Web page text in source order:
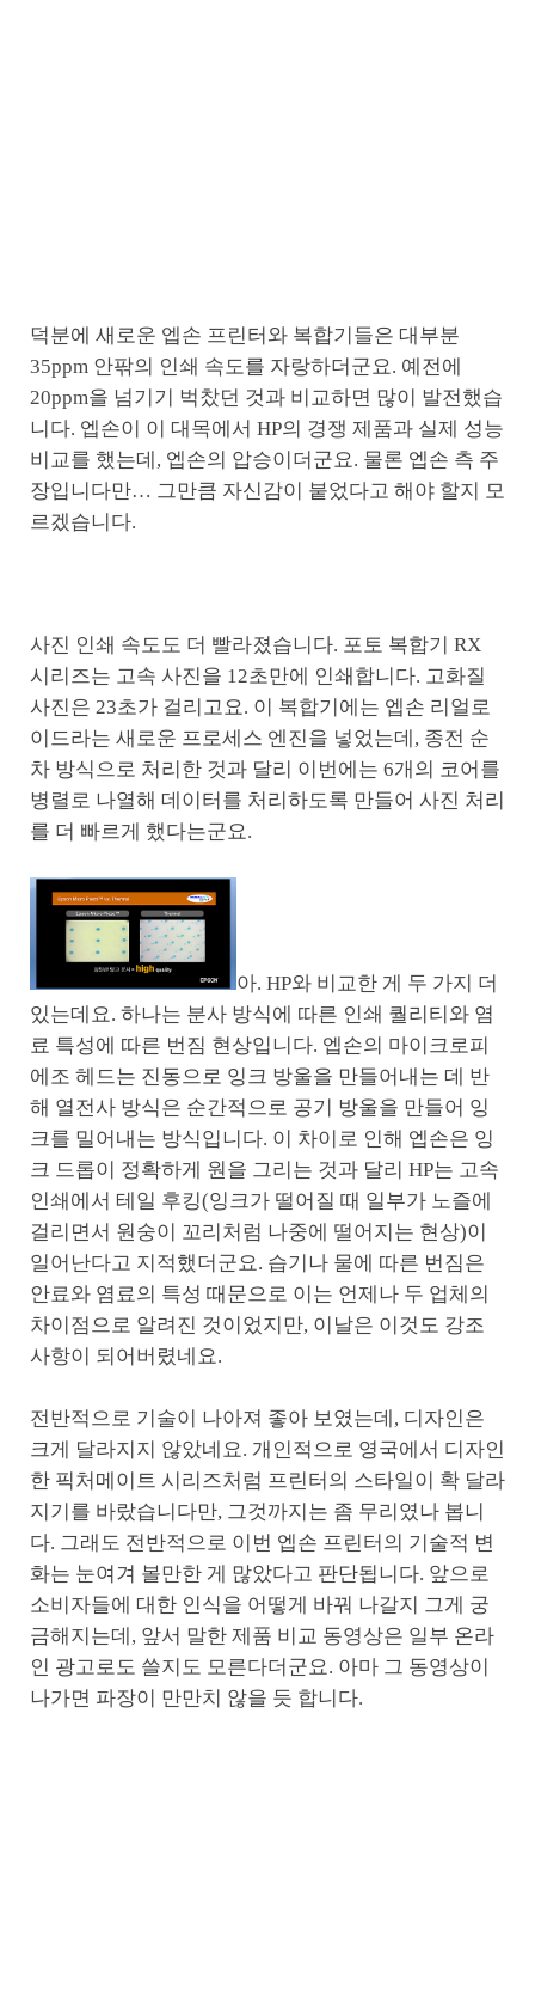
덕분에 새로운 엡손 프린터와 복합기들은 대부분
35ppm 안팎의 인쇄 속도를 자랑하더군요. 예전에
20ppm을 넘기기 벅찼던 것과 비교하면 많이 발전했습
니다. 엡손이 이 대목에서 HP의 경쟁 제품과 실제 성능
비교를 했는데, 엡손의 압승이더군요. 물론 엡손 측 주
장입니다만… 그만큼 자신감이 붙었다고 해야 할지 모
르겠습니다.
사진 인쇄 속도도 더 빨라졌습니다. 포토 복합기 RX
시리즈는 고속 사진을 12초만에 인쇄합니다. 고화질
사진은 23초가 걸리고요. 이 복합기에는 엡손 리얼로
이드라는 새로운 프로세스 엔진을 넣었는데, 종전 순
차 방식으로 처리한 것과 달리 이번에는 6개의 코어를
병렬로 나열해 데이터를 처리하도록 만들어 사진 처리
를 더 빠르게 했다는군요.
아. HP와 비교한 게 두 가지 더
있는데요. 하나는 분사 방식에 따른 인쇄 퀄리티와 염
료 특성에 따른 번짐 현상입니다. 엡손의 마이크로피
에조 헤드는 진동으로 잉크 방울을 만들어내는 데 반
해 열전사 방식은 순간적으로 공기 방울을 만들어 잉
크를 밀어내는 방식입니다. 이 차이로 인해 엡손은 잉
크 드롭이 정확하게 원을 그리는 것과 달리 HP는 고속
인쇄에서 테일 후킹(잉크가 떨어질 때 일부가 노즐에
걸리면서 원숭이 꼬리처럼 나중에 떨어지는 현상)이
일어난다고 지적했더군요. 습기나 물에 따른 번짐은
안료와 염료의 특성 때문으로 이는 언제나 두 업체의
차이점으로 알려진 것이었지만, 이날은 이것도 강조
사항이 되어버렸네요.
전반적으로 기술이 나아져 좋아 보였는데, 디자인은
크게 달라지지 않았네요. 개인적으로 영국에서 디자인
한 픽처메이트 시리즈처럼 프린터의 스타일이 확 달라
지기를 바랐습니다만, 그것까지는 좀 무리였나 봅니
다. 그래도 전반적으로 이번 엡손 프린터의 기술적 변
화는 눈여겨 볼만한 게 많았다고 판단됩니다. 앞으로
소비자들에 대한 인식을 어떻게 바꿔 나갈지 그게 궁
금해지는데, 앞서 말한 제품 비교 동영상은 일부 온라
인 광고로도 쓸지도 모른다더군요. 아마 그 동영상이
나가면 파장이 만만치 않을 듯 합니다.